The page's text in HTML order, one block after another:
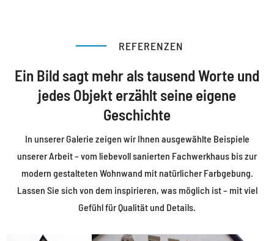
REFERENZEN
Ein Bild sagt mehr als tausend Worte und
jedes Objekt erzählt seine eigene
Geschichte
In unserer Galerie zeigen wir Ihnen ausgewählte Beispiele
unserer Arbeit – vom liebevoll sanierten Fachwerkhaus bis zur
modern gestalteten Wohnwand mit natürlicher Farbgebung.
Lassen Sie sich von dem inspirieren, was möglich ist – mit viel
Gefühl für Qualität und Details.